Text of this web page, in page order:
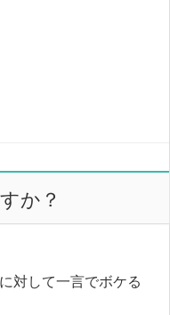
か？
対して一言でボケる